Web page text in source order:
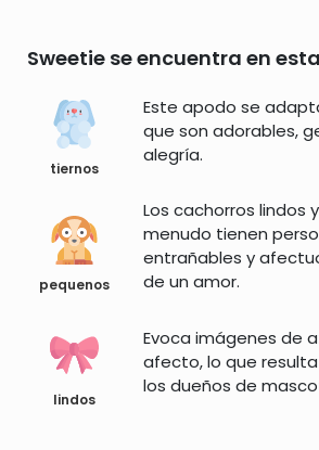
Sweetie se encuentra en
tiernos
Este apodo se
que son adorables,
alegría.
pequenos
Los cachorros lindos
menudo tienen
entrañables y
de un amor.
lindos
Evoca imágenes de
afecto, lo que
los dueños de